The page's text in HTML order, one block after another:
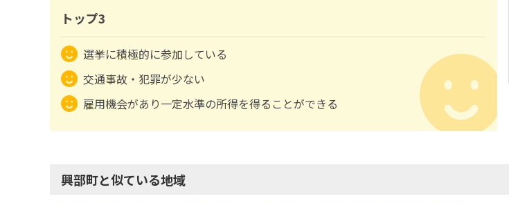
トップ3
選挙に積極的に参加している
交通事故・犯罪が少ない
雇用機会があり一定水準の所得を得ることができる
興部町と似ている地域